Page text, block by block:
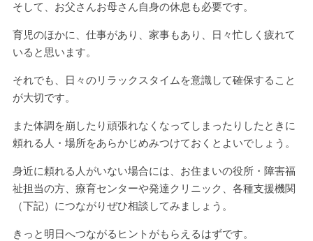
そして、お父さんお母さん自身の休息も必要です。
育児のほかに、仕事があり、家事もあり、日々忙しく疲れて
いると思います。
それでも、日々のリラックスタイムを意識して確保すること
が大切です。
また体調を崩したり頑張れなくなってしまったりしたときに
頼れる人・場所をあらかじめみつけておくとよいでしょう。
身近に頼れる人がいない場合には、お住まいの役所・障害福
祉担当の方、療育センターや発達クリニック、各種支援機関
（下記）につながりぜひ相談してみましょう。
きっと明日へつながるヒントがもらえるはずです。